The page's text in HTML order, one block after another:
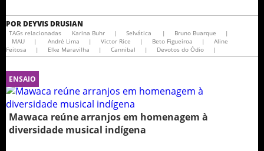
POR DEYVIS DRUSIAN
TAGs relacionadas Karina Buhr | Selvática | Bruno Buarque
|
MAU
| André Lima | Victor Rice | Beto Figueiroa |
Aline
Feitosa
| Elke Maravilha | Cannibal | Devotos do Ódio |
ENSAIO
Mawaca reúne arranjos em homenagem à
diversidade musical indígena